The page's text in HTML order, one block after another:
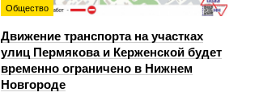
Общество
Движение транспорта на участках
улиц Пермякова и Керженской будет
временно ограничено в Нижнем
Новгороде